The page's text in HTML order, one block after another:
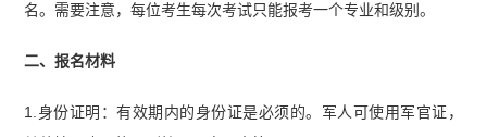
名。需要注意，每位考生每次考试只能报考一个专业和级别。
二、报名材料
1.身份证明：有效期内的身份证是必须的。军人可使用军官证，